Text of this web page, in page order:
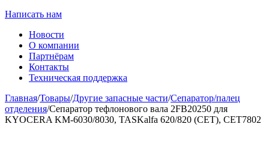
Написать нам
Новости
О компании
Партнёрам
Контакты
Техническая поддержка
Главная/Товары/Другие запасные части/Сепаратор/палец
отделения/Сепаратор тефлонового вала 2FB20250 для
KYOCERA KM-6030/8030, TASKalfa 620/820 (CET), CET7802